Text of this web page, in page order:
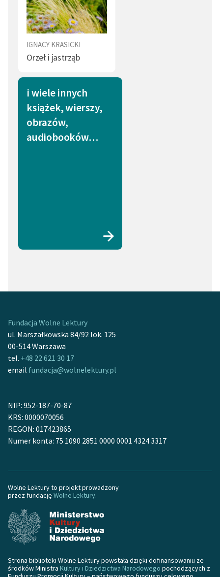
IGNACY KRASICKI
Orzeł i jastrząb
i wiele innych
książek, wierszy,
obrazów,
audiobooków…
Fundacja Wolne Lektury
ul. Marszałkowska 84/92 lok. 125
00-514 Warszawa
tel. +48 22 621 30 17
email fundacja@wolnelektury.pl
NIP: 952-187-70-87
KRS: 0000070056
REGON: 017423865
Numer konta: 75 1090 2851 0000 0001 4324 3317
Wolne Lektury to projekt prowadzony
przez fundację Wolne Lektury.
Strona biblioteki Wolne Lektury powstała dzięki dofinansowaniu ze
środków Ministra Kultury i Dziedzictwa Narodowego pochodzących z